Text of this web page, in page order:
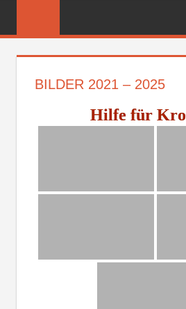
BILDER 2021 – 2025
Hilfe für